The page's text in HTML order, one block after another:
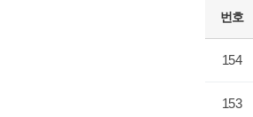
번호
154
153